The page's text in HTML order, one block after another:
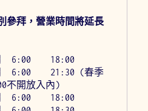
參拜，營業時間將延長
6:00    18:00
6:00    21:30 (春季
不開放入內)
6:00    18:00